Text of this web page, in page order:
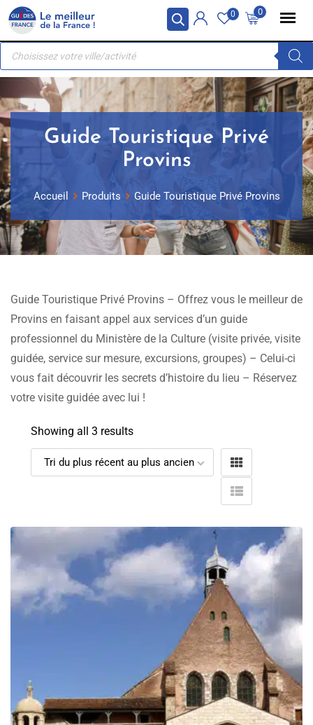
Panneau de gestion des cookies
Skip
content
0
0
Recherche
produits
Guide Touristique Privé
Provins
Accueil Produits Guide Touristique Privé Provins
Guide Touristique Privé Provins – Offrez vous le meilleur de
Provins en faisant appel aux services d’un guide
professionnel du Ministère de la Culture (visite privée, visite
guidée, service sur mesure, excursions, groupes) – Celui-ci
vous fait découvrir les secrets d’histoire du lieu – Réservez
votre visite guidée avec lui !
Showing all 3 results